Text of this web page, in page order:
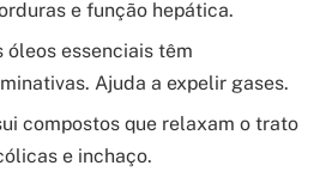
e função hepática.
óleos essenciais têm
Ajuda a expelir gases.
compostos que relaxam o trato
e inchaço.